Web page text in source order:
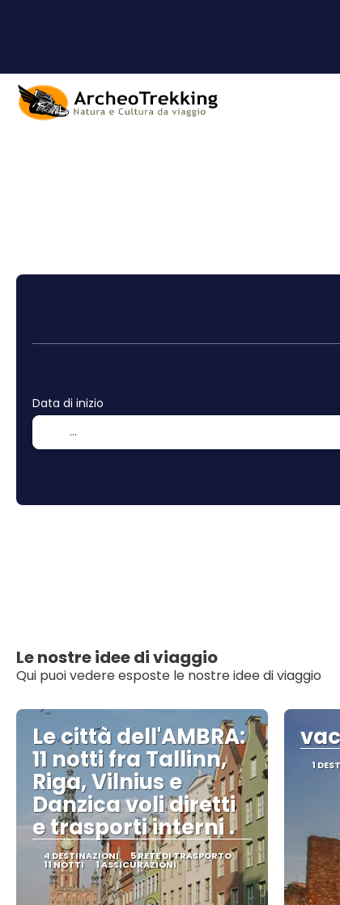
Data di inizio
Le nostre idee di viaggio
Qui puoi vedere esposte le nostre idee di viaggio
Le città dell'AMBRA:
11 notti fra Tallinn,
Riga, Vilnius e
Danzica voli diretti
e trasporti interni .
4 DESTINAZIONI 5 RETE DI TRASPORTO
11 NOTTI 1 ASSICURAZIONI
1